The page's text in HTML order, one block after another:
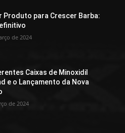
Produto para Crescer Barba:
de 2024
Caixas de Minoxidil
e o Lançamento da Nova
de 2024